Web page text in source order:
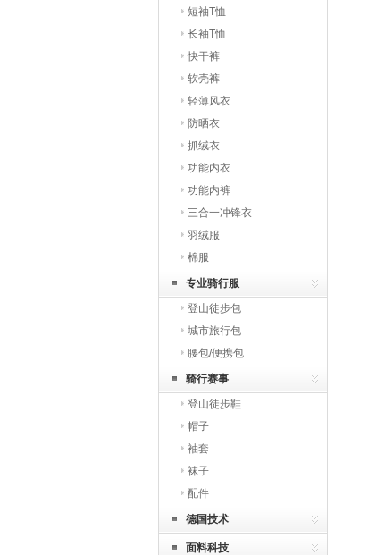
短袖T恤
长袖T恤
快干裤
软壳裤
轻薄风衣
防晒衣
抓绒衣
功能内衣
功能内裤
三合一冲锋衣
羽绒服
棉服
专业骑行服
登山徒步包
城市旅行包
腰包/便携包
骑行赛事
登山徒步鞋
帽子
袖套
袜子
配件
德国技术
面料科技